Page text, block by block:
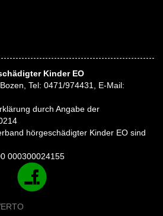
Kinder EO
Tel: 0471/974431, E-Mail:
durch Angabe der
hörgeschädigter Kinder EO sind
000300024155